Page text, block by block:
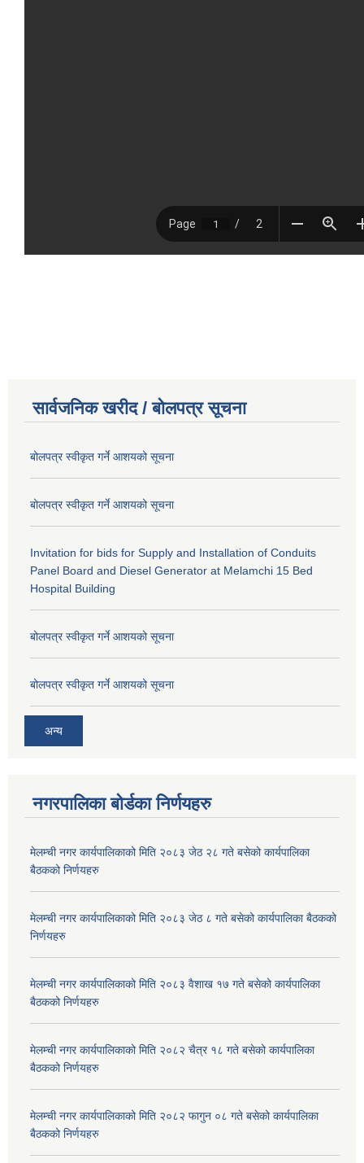
सार्वजनिक खरीद / बोलपत्र सूचना
बोलपत्र स्वीकृत गर्ने आशयको सूचना
बोलपत्र स्वीकृत गर्ने आशयको सूचना
Invitation for bids for Supply and Installation of Conduits
Panel Board and Diesel Generator at Melamchi 15 Bed
Hospital Building
बोलपत्र स्वीकृत गर्ने आशयको सूचना
बोलपत्र स्वीकृत गर्ने आशयको सूचना
अन्य
नगरपालिका बोर्डका निर्णयहरु
मेलम्ची नगर कार्यपालिकाको मिति २०८३ जेठ २८ गते बसेको कार्यपालिका
बैठकको निर्णयहरु
मेलम्ची नगर कार्यपालिकाको मिति २०८३ जेठ ८ गते बसेको कार्यपालिका बैठकको
निर्णयहरु
मेलम्ची नगर कार्यपालिकाको मिति २०८३ वैशाख १७ गते बसेको कार्यपालिका
बैठकको निर्णयहरु
मेलम्ची नगर कार्यपालिकाको मिति २०८२ चैत्र १८ गते बसेको कार्यपालिका
बैठकको निर्णयहरु
मेलम्ची नगर कार्यपालिकाको मिति २०८२ फागुन ०८ गते बसेको कार्यपालिका
बैठकको निर्णयहरु